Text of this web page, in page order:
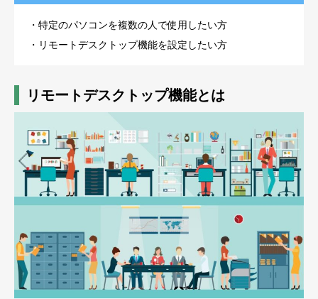
・特定のパソコンを複数の人で使用したい方
・リモートデスクトップ機能を設定したい方
リモートデスクトップ機能とは